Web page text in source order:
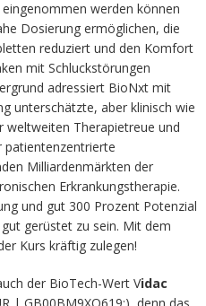
werden können
Dosierung ermöglichen, die
reduziert und den Komfort
mit Schluckstörungen
adressiert BioNxt mit
unterschätzte, aber klinisch wie
weltweiten Therapietreue und
patientenzentrierte
Milliardenmärkten der
Erkrankungstherapie.
und gut 300 Prozent Potenzial
gerüstet zu sein. Mit dem
Kurs kräftig zulegen!
der BioTech-Wert Vidac